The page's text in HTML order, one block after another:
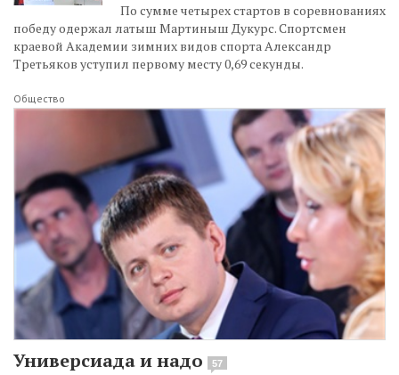
По сумме четырех стартов в соревнованиях
победу одержал латыш Мартиныш Дукурс. Спортсмен
краевой Академии зимних видов спорта Александр
Третьяков уступил первому месту 0,69 секунды.
Общество
Универсиада и надо 57